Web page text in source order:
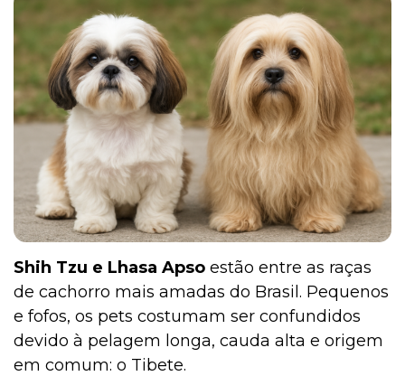
Higiene
Shih Tzu e Lhasa Apso estão entre as raças
de cachorro mais amadas do Brasil. Pequenos
e fofos, os pets costumam ser confundidos
devido à pelagem longa, cauda alta e origem
em comum: o Tibete.